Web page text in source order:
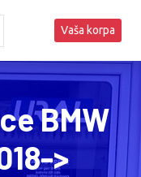
Vaša korpa
BMW
>